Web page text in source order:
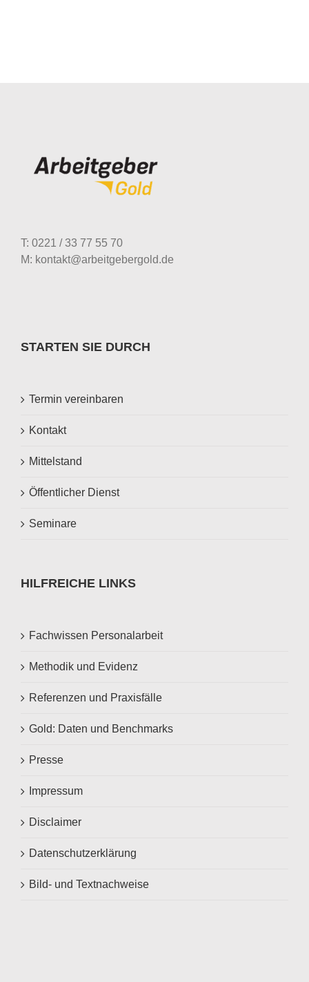
T: 0221 / 33 77 55 70
M: kontakt@arbeitgebergold.de
STARTEN SIE DURCH
Termin vereinbaren
Kontakt
Mittelstand
Öffentlicher Dienst
Seminare
HILFREICHE LINKS
Fachwissen Personalarbeit
Methodik und Evidenz
Referenzen und Praxisfälle
Gold: Daten und Benchmarks
Presse
Impressum
Disclaimer
Datenschutzerklärung
Bild- und Textnachweise